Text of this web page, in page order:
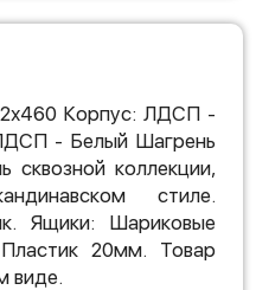
Корпус: ЛДСП -
- Белый Шагрень
коллекции,
стиле.
Ящики: Шариковые
20мм. Товар
виде.